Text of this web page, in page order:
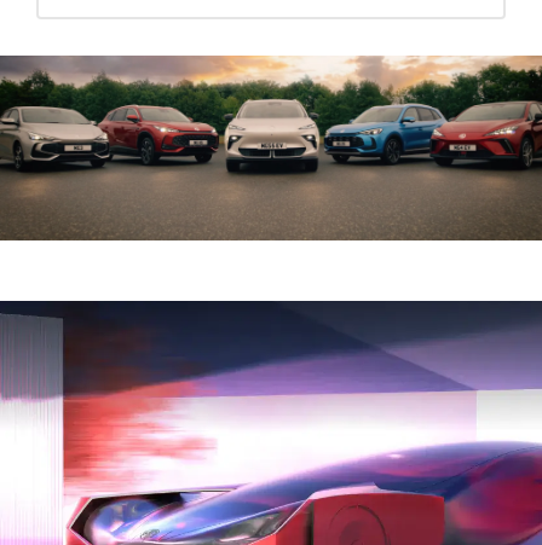
Italiano
Luxembourg
Français